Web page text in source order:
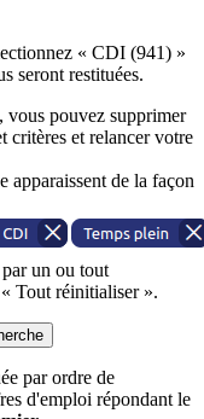
« CDI (941) »
seront restituées.
vous pouvez supprimer
critères et relancer votre
apparaissent de la façon
un ou tout
Tout réinitialiser ».
par ordre de
d'emploi répondant le